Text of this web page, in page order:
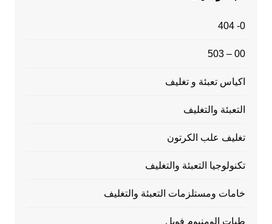
0- 404
00 – 503
اكياس تعبئة و تغليف
التعبئة والتغليف
تغليف علب الكرتون
تكنولوجيا التعبئة والتغليف
خامات ومستلزمات التعبئة والتغليف
طبات الومنيوم فويل